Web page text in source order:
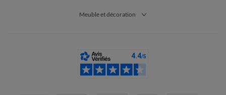
Meuble et décoration